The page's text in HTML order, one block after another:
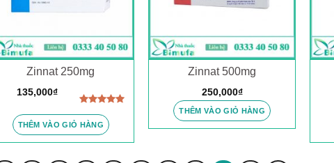
Zinnat 250mg
hạng 5.00
5 sao
135,000₫
THÊM VÀO GIỎ HÀNG
Zinnat 500mg
250,000₫
THÊM VÀO GIỎ HÀNG